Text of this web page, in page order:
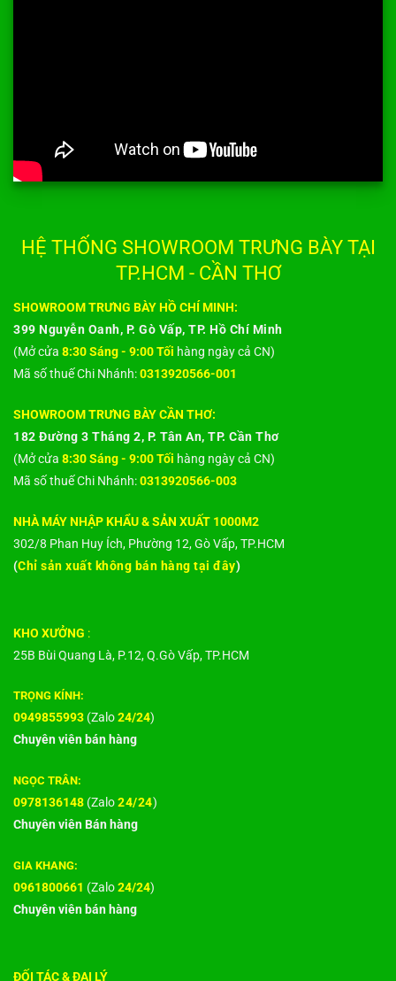
HỆ THỐNG SHOWROOM TRƯNG BÀY TẠI
TP.HCM - CẦN THƠ
SHOWROOM TRƯNG BÀY HỒ CHÍ MINH:
399 Nguyễn Oanh, P. Gò Vấp, TP. Hồ Chí Minh
(Mở cửa 8:30 Sáng - 9:00 Tối hàng ngày cả CN)
Mã số thuế Chi Nhánh:0313920566-001
SHOWROOM TRƯNG BÀY CẦN THƠ:
182 Đường 3 Tháng 2, P. Tân An, TP. Cần Thơ
(Mở cửa 8:30 Sáng - 9:00 Tối hàng ngày cả CN)
Mã số thuế Chi Nhánh:0313920566-003
NHÀ MÁY NHẬP KHẨU & SẢN XUẤT 1000M2
302/8 Phan Huy Ích, Phường 12, Gò Vấp, TP.HCM
(Chỉ sản xuất không bán hàng tại đây)
KHO XƯỞNG :
25B Bùi Quang Là, P.12, Q.Gò Vấp, TP.HCM
TRỌNG KÍNH:
0949855993 (Zalo24/24)
Chuyên viên bán hàng
NGỌC TRÂN:
0978136148 (Zalo24/24)
Chuyên viên Bán hàng
GIA KHANG:
0961800661 (Zalo24/24)
Chuyên viên bán hàng
ĐỐI TÁC & ĐẠI LÝ